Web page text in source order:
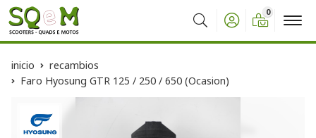
Buscar
0
inicio
recambios
Faro Hyosung GTR 125 / 250 / 650 (Ocasion)